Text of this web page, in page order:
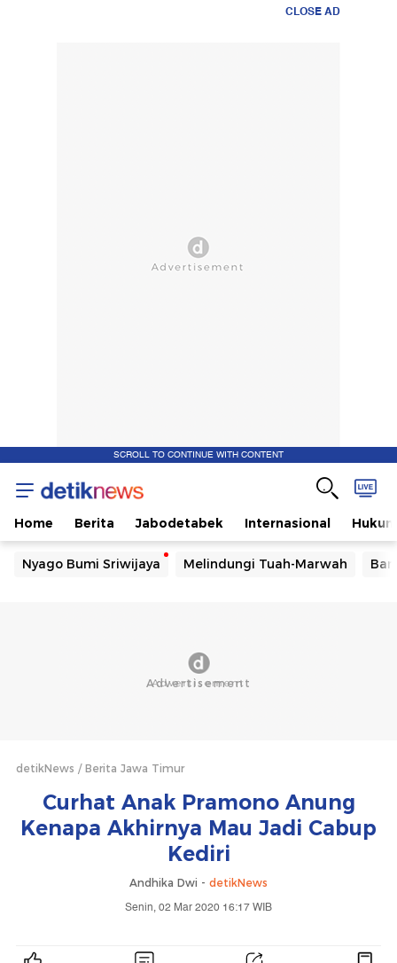
CLOSE AD
SCROLL TO CONTINUE WITH CONTENT
Home Berita Jabodetabek Internasional Hukum
Nyago Bumi Sriwijaya Melindungi Tuah-Marwah
detikNews Berita Jawa Timur
Curhat Anak Pramono Anung
Kenapa Akhirnya Mau Jadi Cabup
Kediri
Andhika Dwi - detikNews
Senin, 02 Mar 2020 16:17 WIB